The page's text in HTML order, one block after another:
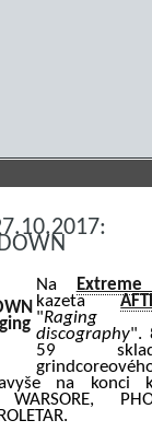
Na
kazeta
"Raging
discography".
59
na konci
WARSORE,